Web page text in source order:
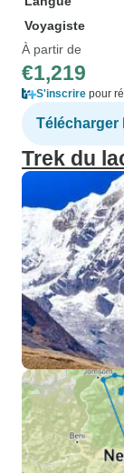
Voyagiste
À partir de
€1,219
S'inscrire pour
Télécharger
Trek du